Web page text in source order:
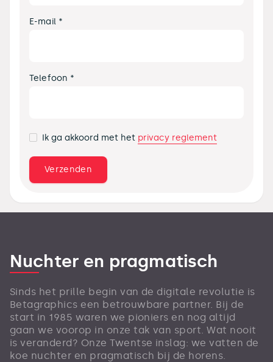
E-mail *
Telefoon *
Ik ga akkoord met het privacy reglement
Nuchter en pragmatisch
Sinds het prille begin van de digitale revolutie is
Betagraphics een betrouwbare partner. Bij de
start in 1985 waren we pioniers en nog altijd
gaan we voorop in onze tak van sport. Wat nooit
is veranderd? Onze Twentse inslag: we vatten de
koe nuchter en pragmatisch bij de horens.